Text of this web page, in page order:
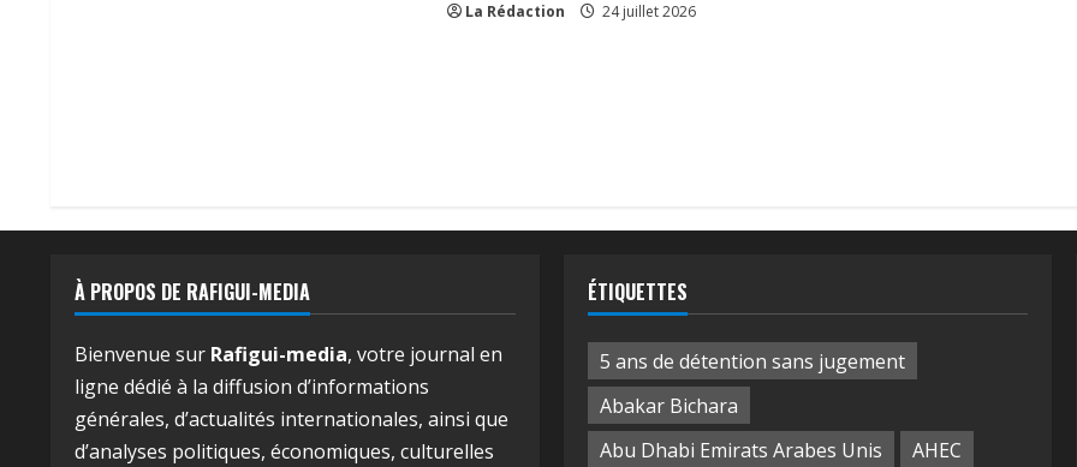
La Rédaction 24 juillet 2026
À PROPOS DE RAFIGUI-MEDIA
Bienvenue sur Rafigui-media, votre journal en
ligne dédié à la diffusion d’informations
générales, d’actualités internationales, ainsi que
d’analyses politiques, économiques, culturelles
ÉTIQUETTES
5 ans de détention sans jugement
Abakar Bichara
Abu Dhabi Emirats Arabes Unis
AHEC